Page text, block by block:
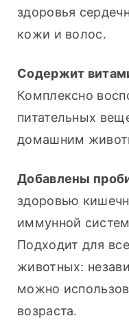
здоровья
кожи и волос.
Комплексно
питательных
домашним
Добавлены
здоровью
иммунной
Подходит для
животных:
можно
возраста.